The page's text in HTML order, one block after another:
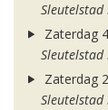
Sleutelstad
Zaterdag
Sleutelstad
Zaterdag
Sleutelstad